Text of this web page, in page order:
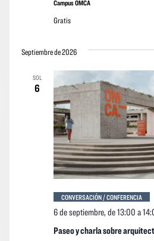
Campus OMCA
Gratis
Septiembre de 2026
SOL
6
Paseo y charla sobre
6 de septiembre, de 13:00 a
CONVERSACIÓN / CONFERENCIA